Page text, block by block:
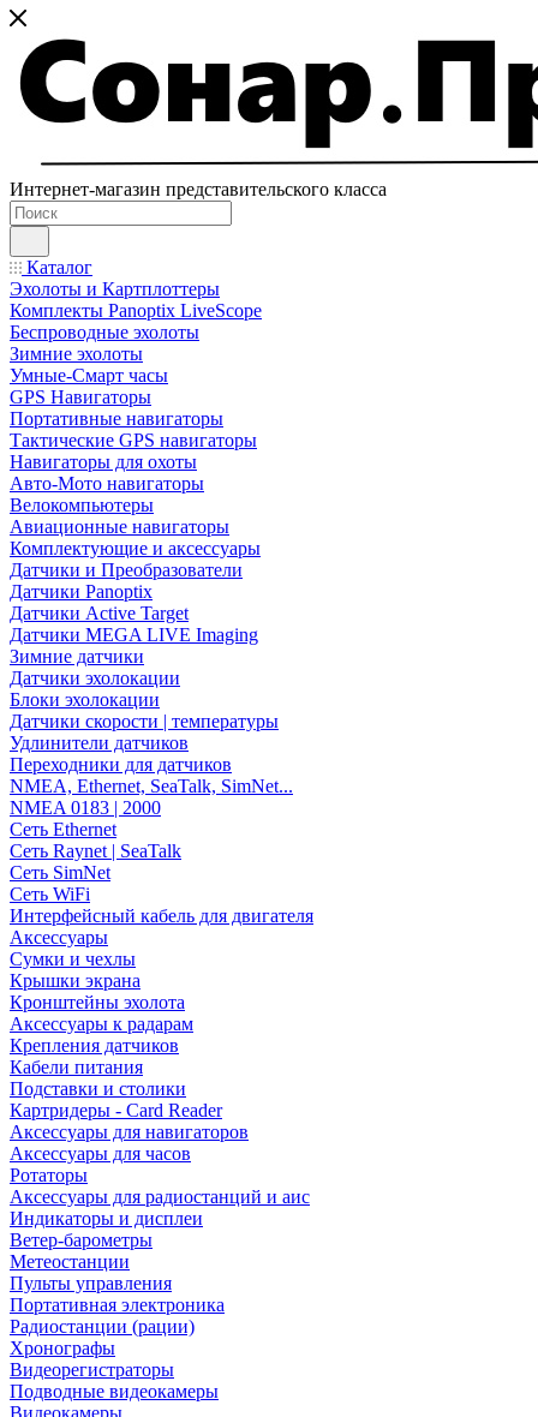
Интернет-магазин представительского класса
Каталог
Эхолоты и Картплоттеры
Комплекты Panoptix LiveScope
Беспроводные эхолоты
Зимние эхолоты
Умные-Смарт часы
GPS Навигаторы
Портативные навигаторы
Тактические GPS навигаторы
Навигаторы для охоты
Авто-Мото навигаторы
Велокомпьютеры
Авиационные навигаторы
Комплектующие и аксессуары
Датчики и Преобразователи
Датчики Panoptix
Датчики Active Target
Датчики MEGA LIVE Imaging
Зимние датчики
Датчики эхолокации
Блоки эхолокации
Датчики скорости | температуры
Удлинители датчиков
Переходники для датчиков
NMEA, Ethernet, SeaTalk, SimNet...
NMEA 0183 | 2000
Сеть Ethernet
Сеть Raynet | SeaTalk
Сеть SimNet
Сеть WiFi
Интерфейсный кабель для двигателя
Аксессуары
Сумки и чехлы
Крышки экрана
Кронштейны эхолота
Аксессуары к радарам
Крепления датчиков
Кабели питания
Подставки и столики
Картридеры - Card Reader
Аксессуары для навигаторов
Аксессуары для часов
Ротаторы
Аксессуары для радиостанций и аис
Индикаторы и дисплеи
Ветер-барометры
Метеостанции
Пульты управления
Портативная электроника
Радиостанции (рации)
Хронографы
Видеорегистраторы
Подводные видеокамеры
Видеокамеры